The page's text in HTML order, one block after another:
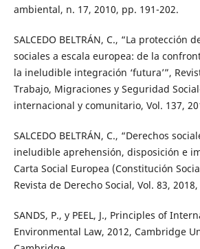
ambiental, n. 17, 2010, pp. 191-202.
SALCEDO BELTRÁN, C., “La protección
sociales a escala europea: de la
la ineludible integración ‘futura’”,
Trabajo, Migraciones y Seguridad
internacional y comunitario, Vol. 137,
SALCEDO BELTRÁN, C., “Derechos
ineludible aprehensión, disposición e
Carta Social Europea (Constitución
Revista de Derecho Social, Vol. 83,
SANDS, P., y PEEL, J., Principles of
Environmental Law, 2012, Cambridge